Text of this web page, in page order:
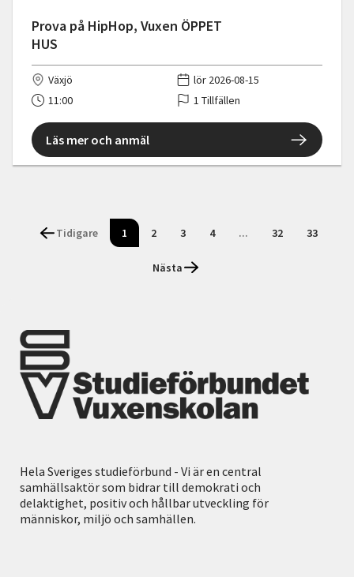
Prova på HipHop, Vuxen ÖPPET
HUS
Växjö
lör 2026-08-15
11:00
1 Tillfällen
Läs mer och anmäl
Tidigare 1 2 3 4 ... 32 33
Nästa
Hela Sveriges studieförbund - Vi är en central
samhällsaktör som bidrar till demokrati och
delaktighet, positiv och hållbar utveckling för
människor, miljö och samhällen.